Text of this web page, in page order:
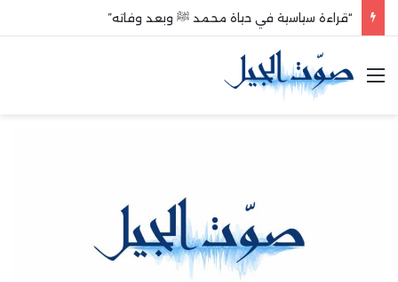
“قراءة سياسية في حياة محمد ﷺ وبعد وفاته”
القائمة